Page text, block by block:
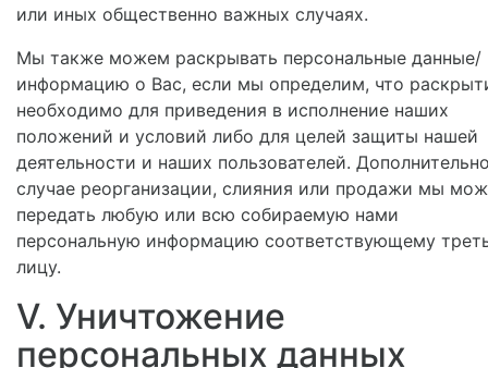
или иных общественно важных случаях.
Мы также можем раскрывать персональные данные/
информацию о Вас, если мы определим, что
необходимо для приведения в исполнение наших
положений и условий либо для целей защиты нашей
деятельности и наших пользователей.
случае реорганизации, слияния или продажи мы
передать любую или всю собираемую нами
персональную информацию соответствующему
лицу.
V. Уничтожение
персональных данных